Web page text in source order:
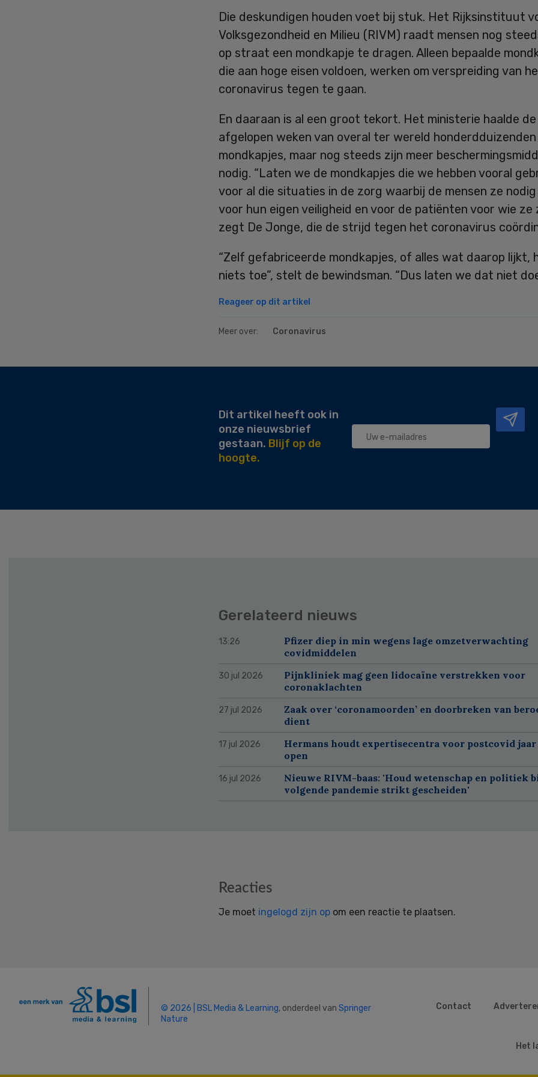
Die deskundigen houden voet bij stuk. Het Rijksinstituut
Volksgezondheid en Milieu (RIVM) raadt mensen nog
op straat een mondkapje te dragen. Alleen bepaalde
die aan hoge eisen voldoen, werken om verspreiding van
coronavirus tegen te gaan.
En daaraan is al een groot tekort. Het ministerie haalde de
afgelopen weken van overal ter wereld honderdduizenden
mondkapjes, maar nog steeds zijn meer
nodig. “Laten we de mondkapjes die we hebben vooral
voor al die situaties in de zorg waarbij de mensen ze nodig
voor hun eigen veiligheid en voor de patiënten voor wie ze
zegt De Jonge, die de strijd tegen het coronavirus
“Zelf gefabriceerde mondkapjes, of alles wat daarop lijkt,
niets toe”, stelt de bewindsman. “Dus laten we dat niet
Reageer op dit artikel
Meer over: Coronavirus
Dit artikel heeft ook in
onze nieuwsbrief
gestaan. Blijf op de
hoogte.
Gerelateerd nieuws
13:26
Pfizer diep in min wegens lage omzetverwachting
covidmiddelen
30 jul 2026
Pijnkliniek mag geen lidocaïne verstrekken voor
coronaklachten
27 jul 2026
Zaak over ‘coronamoorden’ en doorbreken van
dient
17 jul 2026
Hermans houdt expertisecentra voor postcovid
open
16 jul 2026
Nieuwe RIVM-baas: 'Houd wetenschap en politiek
volgende pandemie strikt gescheiden'
Reacties
Je moet ingelogd zijn op om een reactie te plaatsen.
© 2026 | BSL Media & Learning, onderdeel van Springer
Nature
Contact
Het